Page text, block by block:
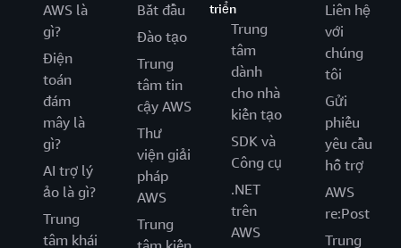
AWS là
gì?
Điện
toán
đám
mây là
gì?
AI trợ lý
ảo là gì?
Trung
tâm khái
Bắt đầu
Đào tạo
Trung
tâm tin
cậy AWS
Thư
viện giải
pháp
AWS
Trung
triển
Trung
tâm
dành
cho nhà
kiến tạo
SDK và
Công cụ
.NET
trên
AWS
Liên hệ
với
chúng
tôi
Gửi
phiếu
yêu cầu
hỗ trợ
AWS
re:Post
Trung